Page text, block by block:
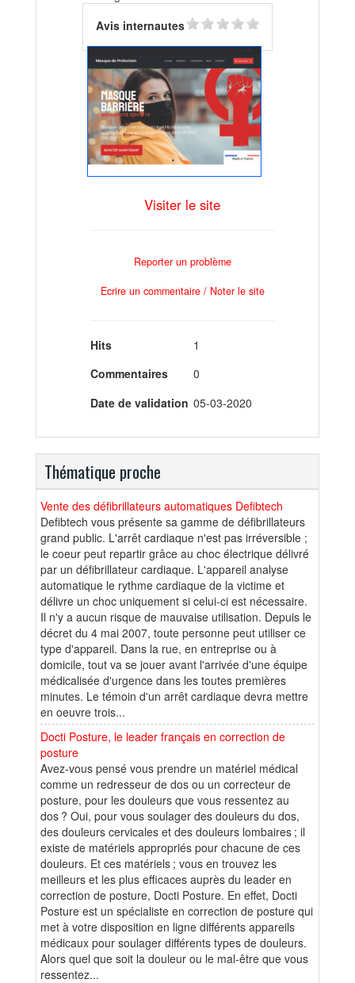
Avis internautes
Visiter le site
Reporter un problème
Ecrire un commentaire / Noter le site
Hits
1
Commentaires
0
Date de validation 05-03-2020
Thématique proche
Vente des défibrillateurs automatiques Defibtech
Defibtech vous présente sa gamme de défibrillateurs
grand public. L'arrêt cardiaque n'est pas irréversible ;
le coeur peut repartir grâce au choc électrique délivré
par un défibrillateur cardiaque. L'appareil analyse
automatique le rythme cardiaque de la victime et
délivre un choc uniquement si celui-ci est nécessaire.
Il n'y a aucun risque de mauvaise utilisation. Depuis le
décret du 4 mai 2007, toute personne peut utiliser ce
type d'appareil. Dans la rue, en entreprise ou à
domicile, tout va se jouer avant l'arrivée d'une équipe
médicalisée d'urgence dans les toutes premières
minutes. Le témoin d'un arrêt cardiaque devra mettre
en oeuvre trois...
Docti Posture, le leader français en correction de
posture
Avez-vous pensé vous prendre un matériel médical
comme un redresseur de dos ou un correcteur de
posture, pour les douleurs que vous ressentez au
dos ? Oui, pour vous soulager des douleurs du dos,
des douleurs cervicales et des douleurs lombaires ; il
existe de matériels appropriés pour chacune de ces
douleurs. Et ces matériels ; vous en trouvez les
meilleurs et les plus efficaces auprès du leader en
correction de posture, Docti Posture. En effet, Docti
Posture est un spécialiste en correction de posture qui
met à votre disposition en ligne différents appareils
médicaux pour soulager différents types de douleurs.
Alors quel que soit la douleur ou le mal-être que vous
ressentez...